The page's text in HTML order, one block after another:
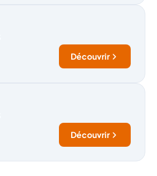
Découvrir
Découvrir